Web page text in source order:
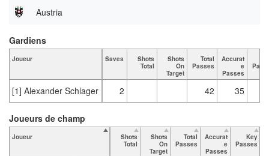
Austria
Joueur Saves
Shots
Total
Shots
On
Target
Total
Passes
Accurat
e
Passes
[1] Alexander Schlager 2 42 35
Gardiens
Joueur
Shots
Total
Shots
On
Target
Total
Passes
Accurat
e
Passes
Key
Passes
Joueurs de champ